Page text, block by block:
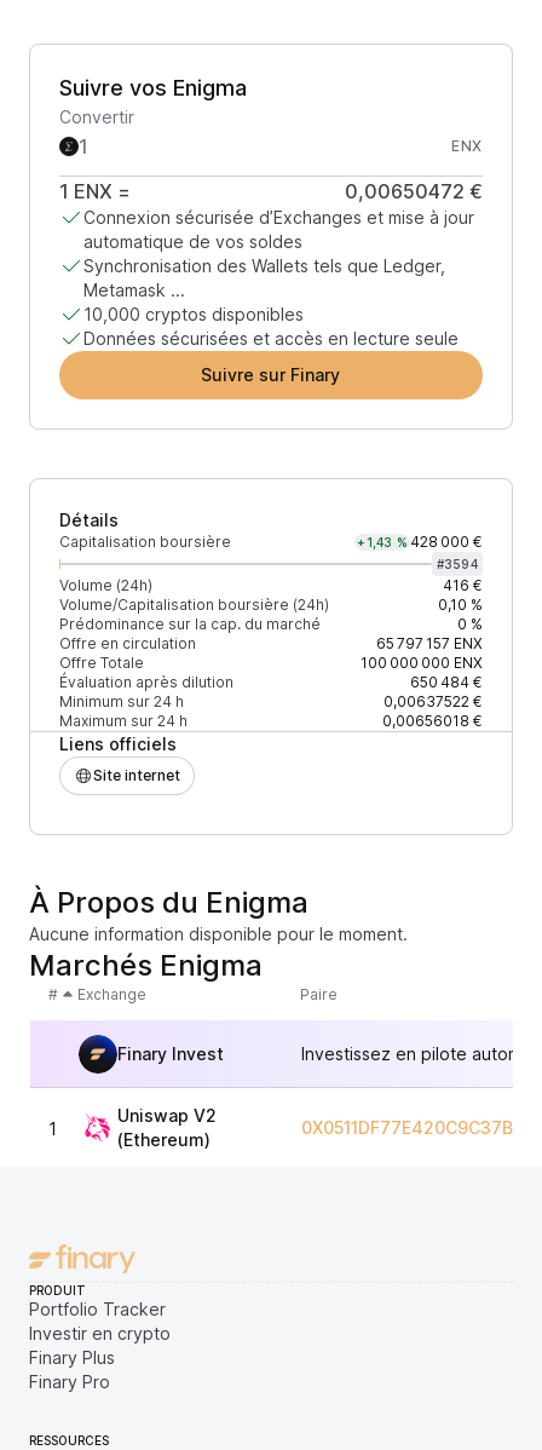
Suivre vos Enigma
Convertir
ENX
1 ENX = 0,00650472 €
Connexion sécurisée d’Exchanges et mise à jour
automatique de vos soldes
Synchronisation des Wallets tels que Ledger,
Metamask ...
10,000 cryptos disponibles
Données sécurisées et accès en lecture seule
Suivre sur Finary
Détails
Capitalisation boursière +1,43 % 428 000 €
#3594
Volume (24h)
416 €
Volume/Capitalisation boursière (24h)
0,10 %
Prédominance sur la cap. du marché
0 %
Offre en circulation
65 797 157 ENX
Offre Totale
100 000 000 ENX
Évaluation après dilution
650 484 €
Minimum sur 24 h
0,00637522 €
Maximum sur 24 h
0,00656018 €
Liens officiels
Site internet
À Propos du Enigma
Aucune information disponible pour le moment.
Marchés Enigma
# Exchange Paire
Finary Invest Investissez en pilote
1
Uniswap V2
(Ethereum)
PRODUIT
Portfolio Tracker
Investir en crypto
Finary Plus
Finary Pro
RESSOURCES